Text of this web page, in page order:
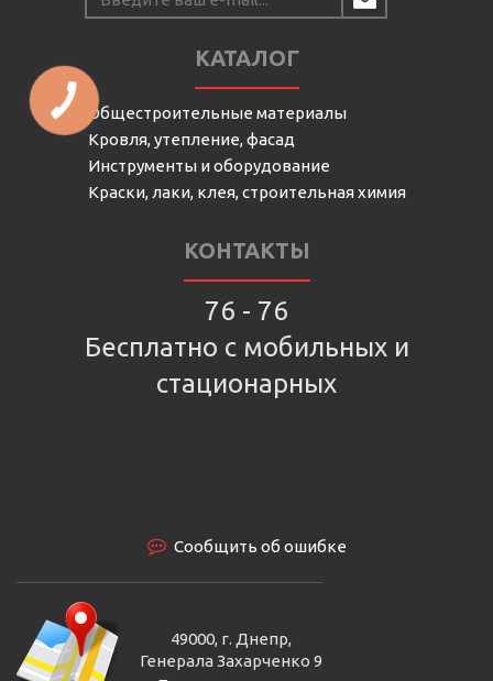
КАТАЛОГ
Общестроительные материалы
Кровля, утепление, фасад
Инструменты и оборудование
Краски, лаки, клея, строительная химия
КОНТАКТЫ
76 - 76
Бесплатно с мобильных и
стационарных
Сообщить об ошибке
49000, г. Днепр,
Генерала Захарченко 9